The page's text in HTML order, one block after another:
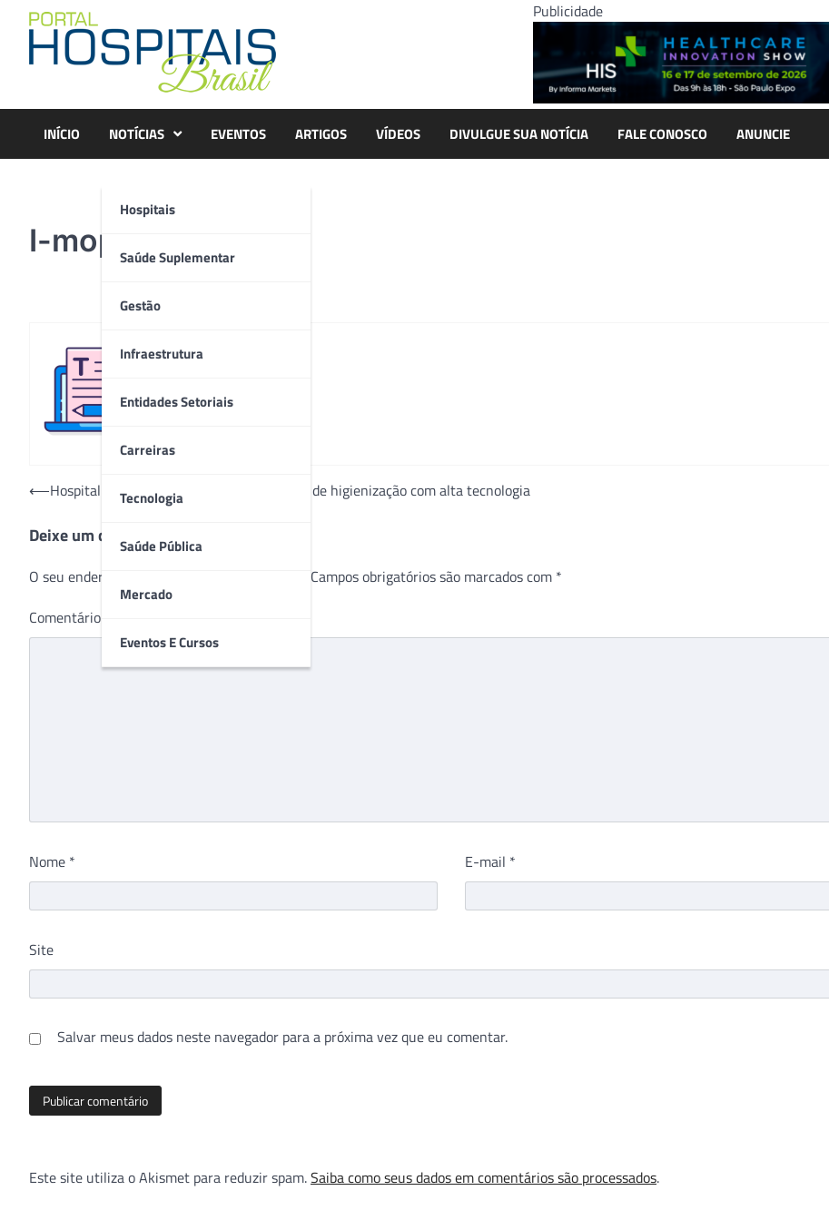
content
Publicidade
INÍCIO NOTÍCIAS
Hospitais
Saúde Suplementar
Gestão
Infraestrutura
Entidades Setoriais
Carreiras
Tecnologia
Saúde Pública
Mercado
Eventos E Cursos
EVENTOS ARTIGOS VÍDEOS DIVULGUE SUA NOTÍCIA FALE CONOSCO ANUNCIE
I-mop
Navegação
Post
⟵Hospital Dona Helena investe em serviços de higienização com alta tecnologia
Deixe um comentário
O seu endereço de e-mail não será publicado. Campos obrigatórios são marcados com *
Comentário
Nome * E-mail *
Site
Salvar meus dados neste navegador para a próxima vez que eu comentar.
Este site utiliza o Akismet para reduzir spam.Saiba como seus dados em comentários são processados.